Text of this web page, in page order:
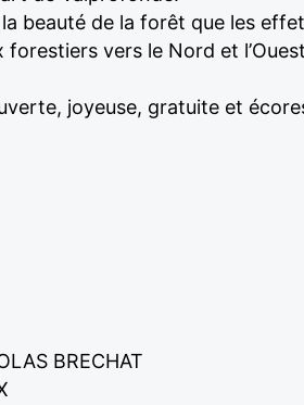
beauté de la forêt que les
vers le Nord et
joyeuse, gratuite et
BRECHAT